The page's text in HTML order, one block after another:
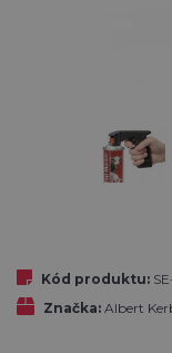
Kód produktu:
Značka: Albert